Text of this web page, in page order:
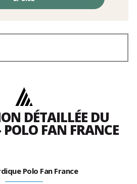
DÉTAILLÉE DU
FAN FRANCE
Polo Fan France